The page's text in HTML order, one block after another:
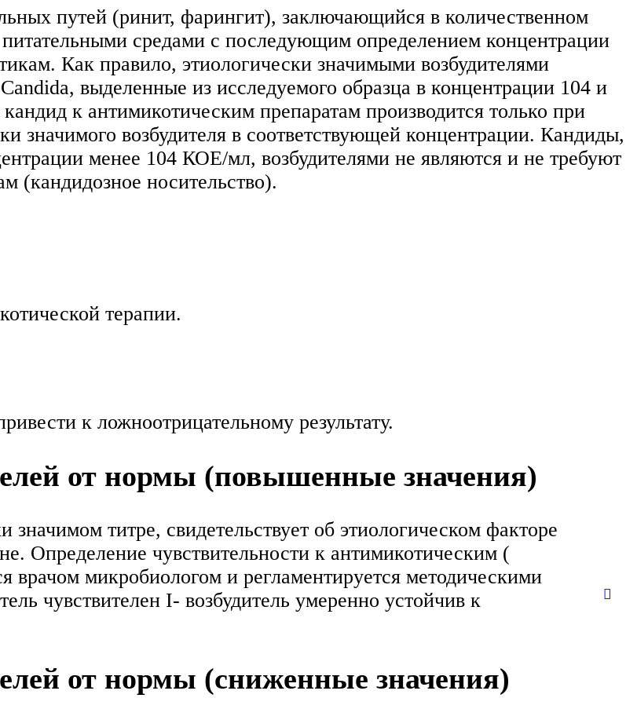
путей (ринит, фарингит), заключающийся в количественном
средами с последующим определением концентрации
Как правило, этиологически значимыми возбудителями
выделенные из исследуемого образца в концентрации 104 и
к антимикотическим препаратам производится только при
значимого возбудителя в соответствующей концентрации. Кандиды,
менее 104 КОЕ/мл, возбудителями не являются и не требуют
(кандидозное носительство).
терапии.
к ложноотрицательному результату.
от нормы (повышенные значения)
титре, свидетельствует об этиологическом факторе
Определение чувствительности к антимикотическим (
врачом микробиологом и регламентируется методическими
чувствителен I- возбудитель умеренно устойчив к
от нормы (сниженные значения)